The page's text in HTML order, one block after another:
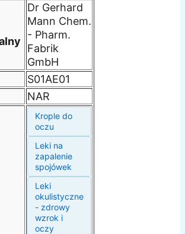
Dr Gerhard
Mann Chem.
- Pharm.
Fabrik
GmbH
S01AE01
NAR
Krople do
oczu
Leki na
zapalenie
spojówek
Leki
okulistyczne
- zdrowy
wzrok i
oczy